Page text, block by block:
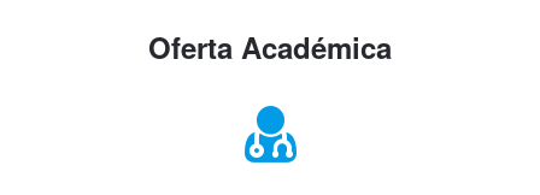
Oferta Académica